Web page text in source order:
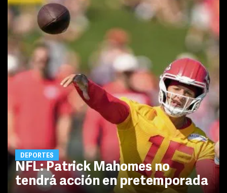
DEPORTES
NFL: Patrick Mahomes no
tendrá acción en pretemporada